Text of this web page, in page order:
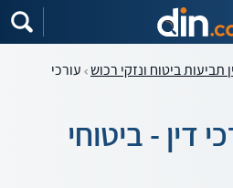
תביעות ביטוח ונזקי רכוש עורכי
דין - ביטוחי